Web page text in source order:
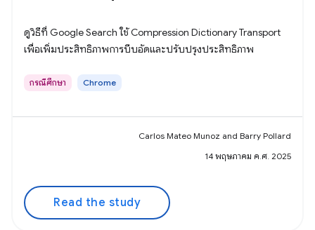
ดูวิธีที่ Google Search ใช้ Compression Dictionary Transport
เพื่อเพิ่มประสิทธิภาพการบีบอัดและปรับปรุงประสิทธิภาพ
กรณีศึกษา Chrome
Carlos Mateo Munoz and Barry Pollard
14 พฤษภาคม ค.ศ. 2025
Read the study